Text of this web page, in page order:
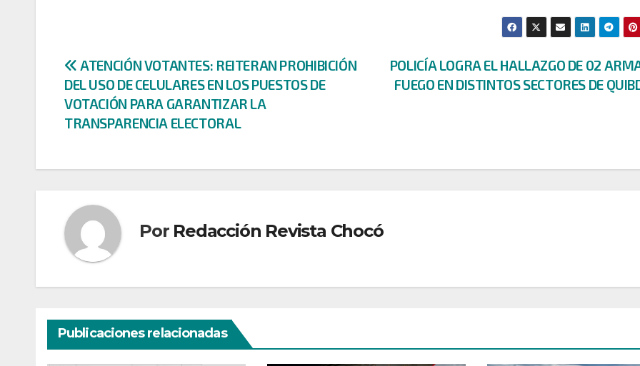
Navegación
de
entradas
POLICÍA LOGRA EL HALLAZGO DE 02
FUEGO EN DISTINTOS SECTORES DE
ATENCIÓN VOTANTES: REITERAN PROHIBICIÓN
DEL USO DE CELULARES EN LOS PUESTOS DE
VOTACIÓN PARA GARANTIZAR LA
TRANSPARENCIA ELECTORAL
Por Redacción Revista Chocó
Publicaciones relacionadas